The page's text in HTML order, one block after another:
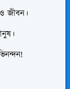
জীবন।